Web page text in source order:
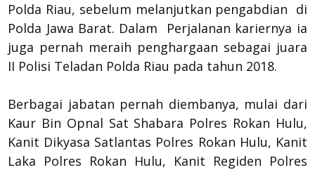
Polda Riau, sebelum melanjutkan pengabdian di
Polda Jawa Barat. Dalam Perjalanan kariernya ia
juga pernah meraih penghargaan sebagai juara
II Polisi Teladan Polda Riau pada tahun 2018.
Berbagai jabatan pernah diembanya, mulai dari
Kaur Bin Opnal Sat Shabara Polres Rokan Hulu,
Kanit Dikyasa Satlantas Polres Rokan Hulu, Kanit
Laka Polres Rokan Hulu, Kanit Regiden Polres